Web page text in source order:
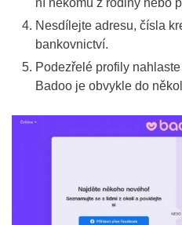
ní někomu z rodiny nebo
Nesdílejte adresu, čísla
bankovnictví.
Podezřelé profily
Badoo je obvykle do